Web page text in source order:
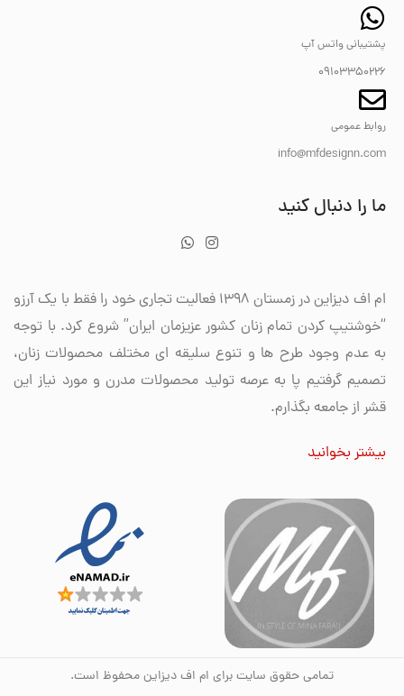
پشتیبانی واتس آپ
09103350226
روابط عمومی
info@mfdesignn.com
ما را دنبال کنید
ام اف دیزاین در زمستان 1398 فعالیت تجاری خود را فقط با یک آرزو
“خوشتیپ کردن تمام زنان کشور عزیزمان ایران” شروع کرد. با توجه
به عدم وجود طرح ها و تنوع سلیقه ای مختلف محصولات زنان،
تصمیم گرفتیم پا به عرصه تولید محصولات مدرن و مورد نیاز این
قشر از جامعه بگذارم.
بیشتر بخوانید
تمامی حقوق سایت برای ام اف دیزاین محفوظ است.